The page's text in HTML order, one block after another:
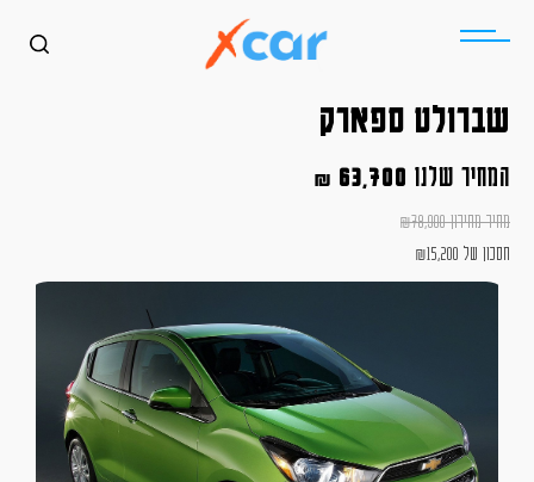
שברולט ספארק
המחיר שלנו 63,700
₪
מחיר מחירון ₪78,900
חסכון של
₪15,200